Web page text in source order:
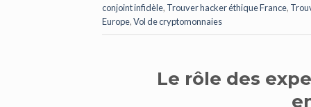
conjoint infidèle, Trouver hacker éthique France,
Europe,Vol de cryptomonnaies
Le rôle des